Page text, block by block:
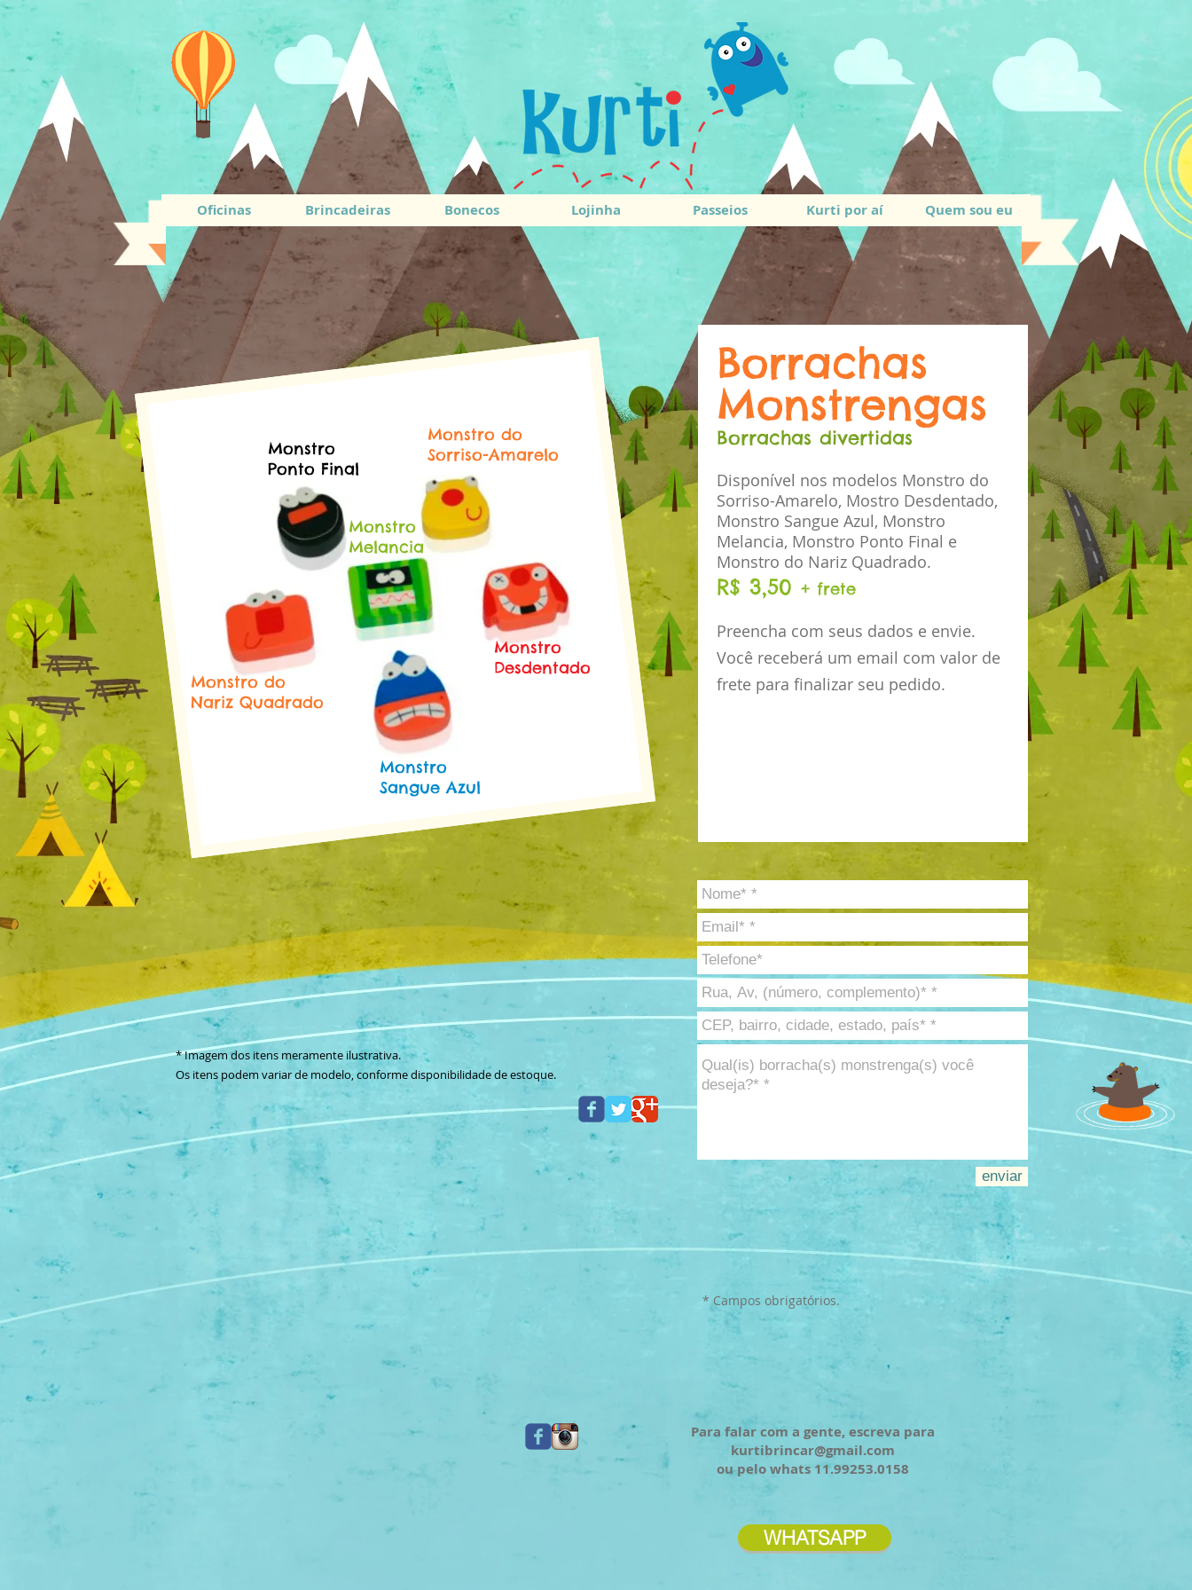
Borrachas
Monstrengas
Borrachas divertidas
Disponível nos modelos Monstro do
Sorriso-Amarelo, Mostro Desdentado,
Monstro Sangue Azul, Monstro
Melancia, Monstro Ponto Final e
Monstro do Nariz Quadrado.
R$ 3,50 + frete
Preencha com seus dados e envie.
Você receberá um email com valor de
frete para finalizar seu pedido.
Monstro do
Sorriso-Amarelo
Monstro
Desdentado
Monstro
Melancia
Monstro do
Nariz Quadrado
Monstro
Ponto Final
Monstro
Sangue Azul
* Imagem dos itens meramente ilustrativa.
Os itens podem variar de modelo, conforme disponibilidade de estoque.
enviar
* Campos obrigatórios.
Oficinas Brincadeiras Bonecos Lojinha Passeios Kurti por aí Quem sou eu
Para falar com a gente, escreva para
kurtibrincar@gmail.com
ou pelo whats 11.99253.0158
WHATSAPP